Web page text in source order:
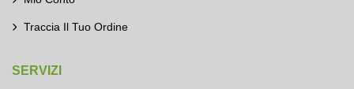
Traccia Il Tuo Ordine
SERVIZI